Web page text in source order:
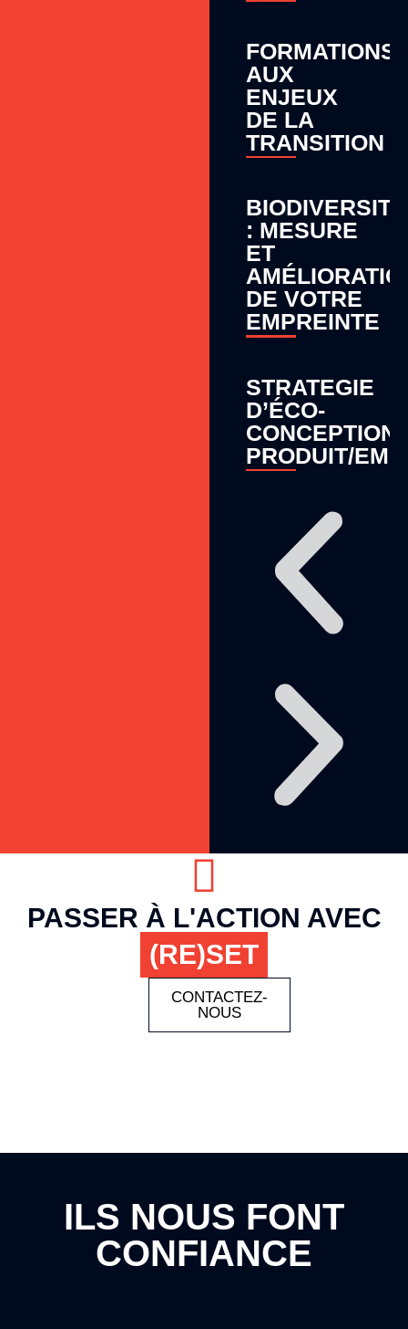
FORMATIONS
AUX
ENJEUX
DE LA
TRANSITION
BIODIVERSITÉ
: MESURE
ET
DE VOTRE
EMPREINTE
STRATEGIE
D’ÉCO-
CONCEPTION
PRODUIT/
PASSER À L'ACTION AVEC
(RE)SET
CONTACTEZ-
NOUS
ILS NOUS FONT
CONFIANCE